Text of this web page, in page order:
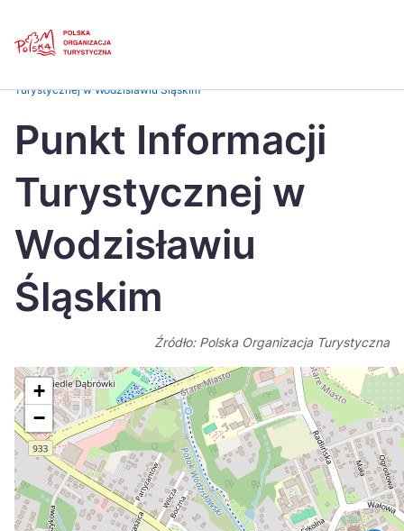
Česká
Dansk
Italiano
Nederlands
Suomi
Україна
Zamknij
Turystycznej w Wodzisławiu Śląskim
Punkt Informacji
Turystycznej w
Wodzisławiu
Śląskim
Źródło: Polska Organizacja Turystyczna
+
−